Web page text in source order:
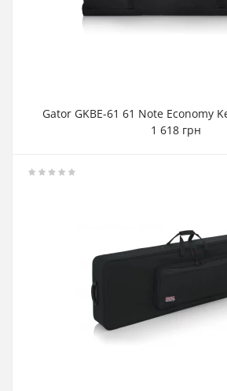
Gator GKBE-61 61 Note Economy
1 618 грн